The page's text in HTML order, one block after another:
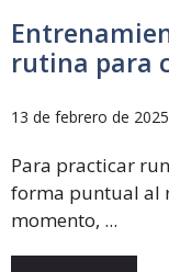
rutina para
13 de febrero de 2025
Para practicar
forma puntual al
momento, ...